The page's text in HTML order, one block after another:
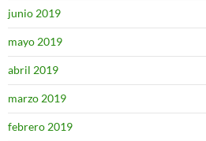
junio 2019
mayo 2019
abril 2019
marzo 2019
febrero 2019